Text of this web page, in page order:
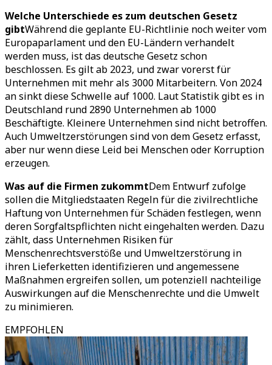
Welche Unterschiede es zum deutschen Gesetz
gibtWährend die geplante EU-Richtlinie noch weiter vom
Europaparlament und den EU-Ländern verhandelt
werden muss, ist das deutsche Gesetz schon
beschlossen. Es gilt ab 2023, und zwar vorerst für
Unternehmen mit mehr als 3000 Mitarbeitern. Von 2024
an sinkt diese Schwelle auf 1000. Laut Statistik gibt es in
Deutschland rund 2890 Unternehmen ab 1000
Beschäftigte. Kleinere Unternehmen sind nicht betroffen.
Auch Umweltzerstörungen sind von dem Gesetz erfasst,
aber nur wenn diese Leid bei Menschen oder Korruption
erzeugen.
Was auf die Firmen zukommtDem Entwurf zufolge
sollen die Mitgliedstaaten Regeln für die zivilrechtliche
Haftung von Unternehmen für Schäden festlegen, wenn
deren Sorgfaltspflichten nicht eingehalten werden. Dazu
zählt, dass Unternehmen Risiken für
Menschenrechtsverstöße und Umweltzerstörung in
ihren Lieferketten identifizieren und angemessene
Maßnahmen ergreifen sollen, um potenziell nachteilige
Auswirkungen auf die Menschenrechte und die Umwelt
zu minimieren.
EMPFOHLEN